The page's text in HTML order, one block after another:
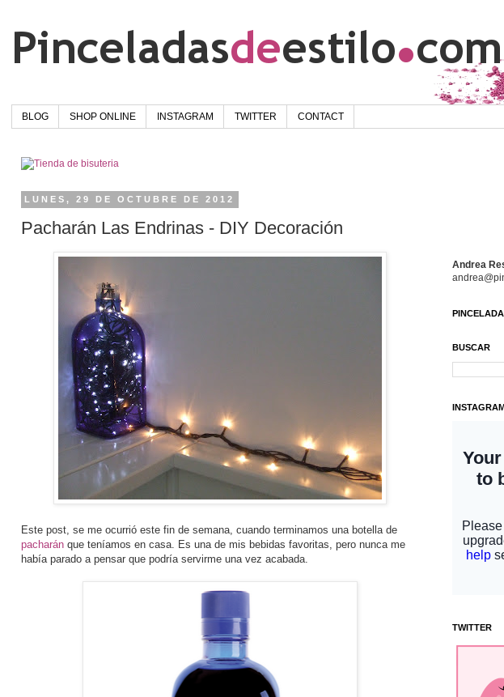
BLOG SHOP ONLINE INSTAGRAM TWITTER CONTACT
LUNES, 29 DE OCTUBRE DE 2012
Pacharán Las Endrinas - DIY Decoración
Este post, se me ocurrió este fin de semana, cuando terminamos una botella de
pacharán que teníamos en casa. Es una de mis bebidas favoritas, pero nunca me
había parado a pensar que podría servirme una vez acabada.
Andrea
BUSCAR
TWITTER